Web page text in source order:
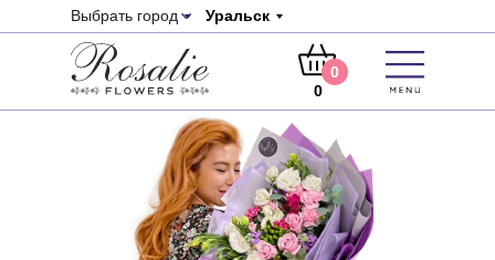
+7 (747) 094-11-
36
+7 (707) 202-34-
40
Выбрать город Уральск
0
0